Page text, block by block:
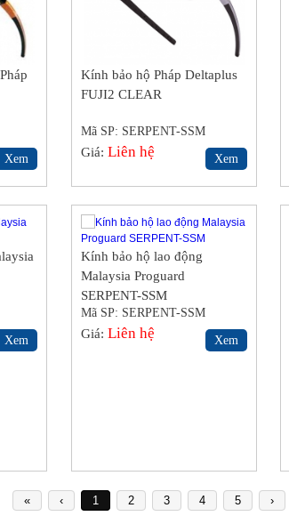
Xem
Kính bảo hộ Pháp Deltaplus
FUJI2 CLEAR
Mã SP: SERPENT-SSM
Giá: Liên hệ Xem
Xem
Kính bảo hộ lao động
Malaysia Proguard
SERPENT-SSM
Mã SP: SERPENT-SSM
Giá: Liên hệ Xem
« ‹ 1 2 3 4 5 ›